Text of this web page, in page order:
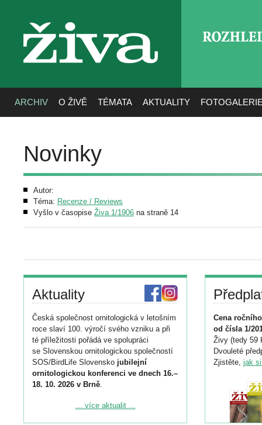
živa
ARCHIV O ŽIVĚ TÉMATA AKTUALITY
Novinky
Autor:
Téma: Recenze / Reviews
Vyšlo v časopise Živa 1/1906 na straně 14
Aktuality
Česká společnost ornitologická v letošním
roce slaví 100. výročí svého vzniku a při
té příležitosti pořádá ve spolupráci
se Slovenskou ornitologickou společností
SOS/BirdLife Slovensko jubilejní
ornitologickou konferenci ve dnech 16.–
18. 10. 2026 v Brně.
Podrobnější informace ke konferenci
... více aktualit ...
Cena
od čísla 1/
Živy (tedy 59
Dvouleté
Zjistěte, jak